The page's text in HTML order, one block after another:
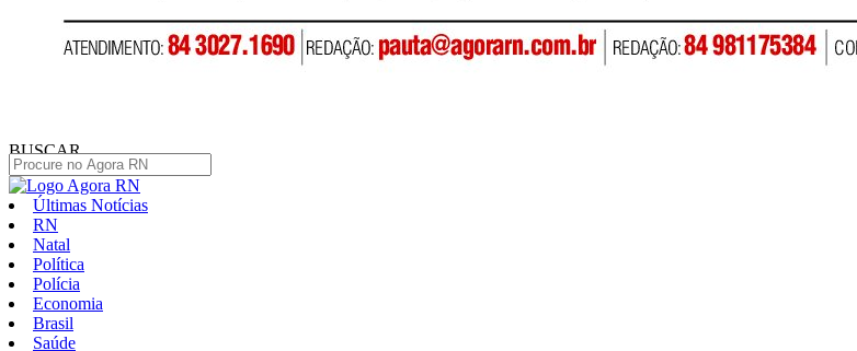
BUSCAR
Últimas Notícias
RN
Natal
Política
Polícia
Economia
Brasil
Saúde